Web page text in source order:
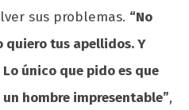
sus problemas. “No
quiero tus apellidos. Y
único que pido es que
hombre impresentable”,